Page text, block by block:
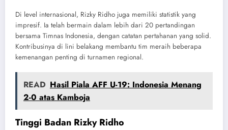
Di level internasional, Rizky Ridho juga memiliki statistik yang
impresif. Ia telah bermain dalam lebih dari 20 pertandingan
bersama Timnas Indonesia, dengan catatan pertahanan yang solid.
Kontribusinya di lini belakang membantu tim meraih beberapa
kemenangan penting di turnamen regional.
READ Hasil Piala AFF U-19: Indonesia Menang
2-0 atas Kamboja
Tinggi Badan Rizky Ridho